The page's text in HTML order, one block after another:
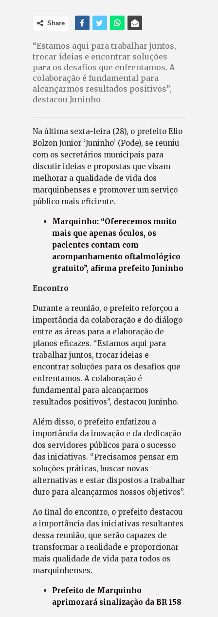
Share
“Estamos aqui para trabalhar juntos,
trocar ideias e encontrar soluções
para os desafios que enfrentamos. A
colaboração é fundamental para
alcançarmos resultados positivos”,
destacou Juninho
Na última sexta-feira (28), o prefeito Elio
Bolzon Junior ‘Juninho’ (Pode), se reuniu
com os secretários municipais para
discutir ideias e propostas que visam
melhorar a qualidade de vida dos
marquinhenses e promover um serviço
público mais eficiente.
Marquinho: “Oferecemos muito
mais que apenas óculos, os
pacientes contam com
acompanhamento oftalmológico
gratuito”, afirma prefeito Juninho
Encontro
Durante a reunião, o prefeito reforçou a
importância da colaboração e do diálogo
entre as áreas para a elaboração de
planos eficazes. “Estamos aqui para
trabalhar juntos, trocar ideias e
encontrar soluções para os desafios que
enfrentamos. A colaboração é
fundamental para alcançarmos
resultados positivos”, destacou Juninho.
Além disso, o prefeito enfatizou a
importância da inovação e da dedicação
dos servidores públicos para o sucesso
das iniciativas. “Precisamos pensar em
soluções práticas, buscar novas
alternativas e estar dispostos a trabalhar
duro para alcançarmos nossos objetivos”.
Ao final do encontro, o prefeito destacou
a importância das iniciativas resultantes
dessa reunião, que serão capazes de
transformar a realidade e proporcionar
mais qualidade de vida para todos os
marquinhenses.
Prefeito de Marquinho
aprimorará sinalização da BR 158